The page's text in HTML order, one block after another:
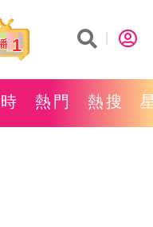
1
熱門 熱搜